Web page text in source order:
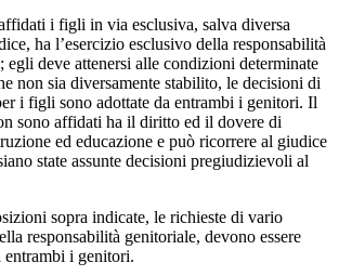
i figli in via esclusiva, salva diversa
ha l’esercizio esclusivo della responsabilità
egli deve attenersi alle condizioni determinate
non sia diversamente stabilito, le decisioni di
i figli sono adottate da entrambi i genitori. Il
sono affidati ha il diritto ed il dovere di
ed educazione e può ricorrere al giudice
state assunte decisioni pregiudizievoli al
sopra indicate, le richieste di vario
responsabilità genitoriale, devono essere
entrambi i genitori.